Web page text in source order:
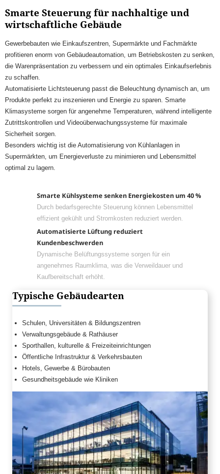
Smarte Steuerung für nachhaltige und
wirtschaftliche Gebäude
Gewerbebauten wie Einkaufszentren, Supermärkte und Fachmärkte
profitieren enorm von Gebäudeautomation, um Betriebskosten zu senken,
die Warenpräsentation zu verbessern und ein optimales Einkaufserlebnis
zu schaffen.
Automatisierte Lichtsteuerung passt die Beleuchtung dynamisch an, um
Produkte perfekt zu inszenieren und Energie zu sparen. Smarte
Klimasysteme sorgen für angenehme Temperaturen, während intelligente
Zutrittskontrollen und Videoüberwachungssysteme für maximale
Sicherheit sorgen.
Besonders wichtig ist die Automatisierung von Kühlanlagen in
Supermärkten, um Energieverluste zu minimieren und Lebensmittel
optimal zu lagern.
Smarte Kühlsysteme senken Energiekosten um 40 %
Durch bedarfsgerechte Steuerung können Lebensmittel
effizient gekühlt und Stromkosten reduziert werden.
Automatisierte Lüftung reduziert
Kundenbeschwerden
Dynamische Belüftungssysteme sorgen für ein
angenehmes Raumklima, was die Verweildauer und
Kaufbereitschaft erhöht.
Typische Gebäudearten
Schulen, Universitäten & Bildungszentren
Verwaltungsgebäude & Rathäuser
Sporthallen, kulturelle & Freizeiteinrichtungen
Öffentliche Infrastruktur & Verkehrsbauten
Hotels, Gewerbe & Bürobauten
Gesundheitsgebäude wie Kliniken